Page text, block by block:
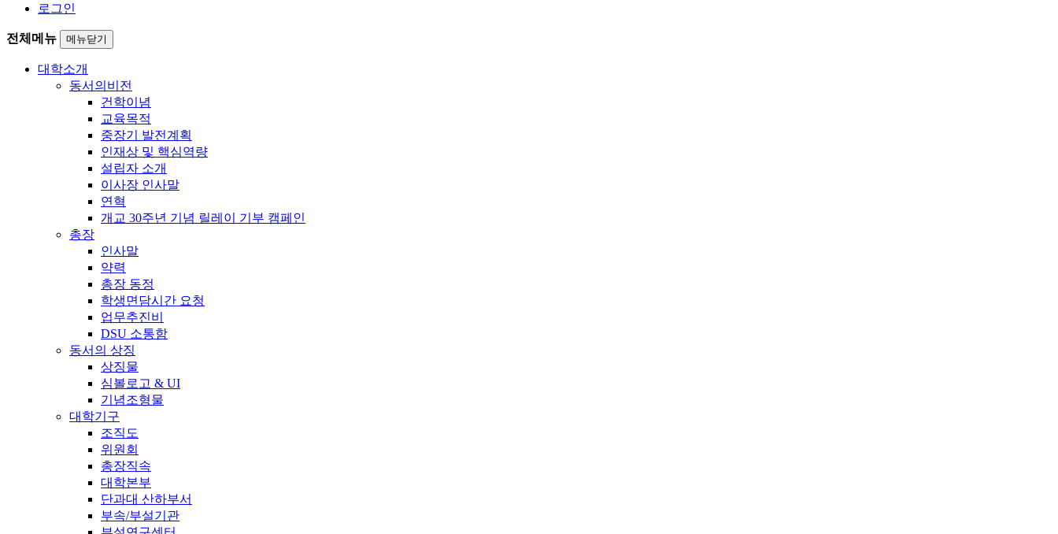
로그인
전체메뉴 메뉴닫기
대학소개
동서의비전
건학이념
교육목적
중장기 발전계획
인재상 및 핵심역량
설립자 소개
이사장 인사말
연혁
개교 30주년 기념 릴레이 기부 캠페인
총장
인사말
약력
총장 동정
학생면담시간 요청
업무추진비
DSU 소통함
동서의 상징
상징물
심볼로고 & UI
기념조형물
대학기구
조직도
위원회
총장직속
대학본부
단과대 산하부서
부속/부설기관